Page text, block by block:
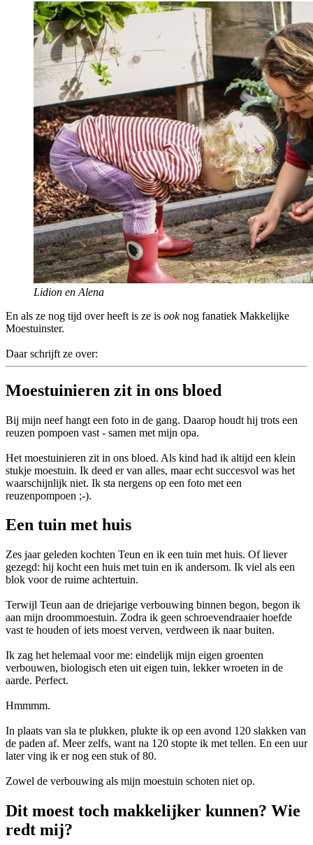
Lidion en Alena
En als ze nog tijd over heeft is ze is ooknog fanatiek Makkelijke
Moestuinster.
Daar schrijft ze over:
Moestuinieren zit in ons bloed
Bij mijn neef hangt een foto in de gang. Daarop houdt hij trots een
reuzen pompoen vast - samen met mijn opa.
Het moestuinieren zit in ons bloed. Als kind had ik altijd een klein
stukje moestuin. Ik deed er van alles, maar echt succesvol was het
waarschijnlijk niet. Ik sta nergens op een foto met een
reuzenpompoen ;-).
Een tuin met huis
Zes jaar geleden kochten Teun en ik een tuin met huis. Of liever
gezegd: hij kocht een huis met tuin en ik andersom. Ik viel als een
blok voor de ruime achtertuin.
Terwijl Teun aan de driejarige verbouwing binnen begon, begon ik
aan mijn droommoestuin. Zodra ik geen schroevendraaier hoefde
vast te houden of iets moest verven, verdween ik naar buiten.
Ik zag het helemaal voor me: eindelijk mijn eigen groenten
verbouwen, biologisch eten uit eigen tuin, lekker wroeten in de
aarde. Perfect.
Hmmmm.
In plaats van sla te plukken, plukte ik op een avond 120 slakken van
de paden af. Meer zelfs, want na 120 stopte ik met tellen. En een uur
later ving ik er nog een stuk of 80.
Zowel de verbouwing als mijn moestuin schoten niet op.
Dit moest toch makkelijker kunnen? Wie
redt mij?